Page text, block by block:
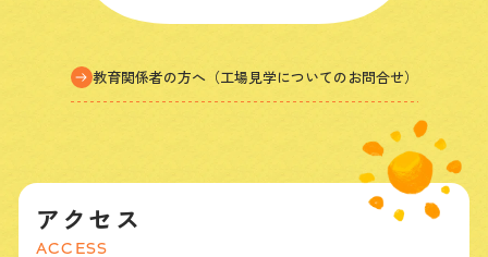
教育関係者の方へ（工場見学についてのお問合せ）
アクセス
ACCESS